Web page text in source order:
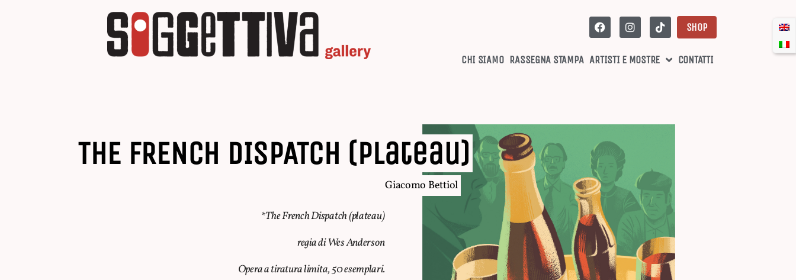
SHOP
CHI SIAMO RASSEGNA STAMPA ARTISTI E MOSTRE CONTATTI
THE FRENCH DISPATCH (plateau)
Giacomo Bettiol
*The French Dispatch (plateau)
regia di Wes Anderson
Opera a tiratura limita, 50 esemplari.